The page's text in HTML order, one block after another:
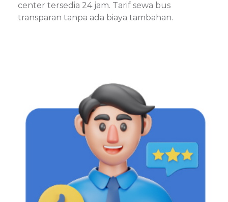
center tersedia 24 jam. Tarif sewa bus
transparan tanpa ada biaya tambahan.